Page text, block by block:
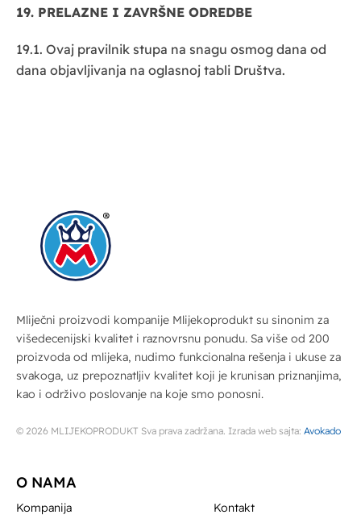
19. PRELAZNE I ZAVRŠNE ODREDBE
19.1. Ovaj pravilnik stupa na snagu osmog dana od
dana objavljivanja na oglasnoj tabli Društva.
Mliječni proizvodi kompanije Mlijekoprodukt su sinonim za
višedecenijski kvalitet i raznovrsnu ponudu. Sa više od 200
proizvoda od mlijeka, nudimo funkcionalna rešenja i ukuse za
svakoga, uz prepoznatljiv kvalitet koji je krunisan priznanjima,
kao i održivo poslovanje na koje smo ponosni.
© 2026 MLIJEKOPRODUKT Sva prava zadržana. Izrada web sajta: Avokado
O NAMA
Kompanija Kontakt